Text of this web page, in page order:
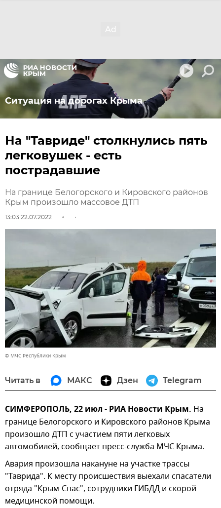
Ситуация на дорогах Крыма
На "Тавриде" столкнулись пять
легковушек - есть
пострадавшие
На границе Белогорского и Кировского районов
Крым произошло массовое ДТП
13:03 22.07.2022
© МЧС Республики Крым
Читать в МАКС Дзен Telegram
СИМФЕРОПОЛЬ, 22 июл - РИА Новости Крым. На
границе Белогорского и Кировского районов Крыма
произошло ДТП с участием пяти легковых
автомобилей, сообщает пресс-служба МЧС Крыма.
Авария произошла накануне на участке трассы
"Таврида". К месту происшествия выехали спасатели
отряда "Крым-Спас", сотрудники ГИБДД и скорой
медицинской помощи.